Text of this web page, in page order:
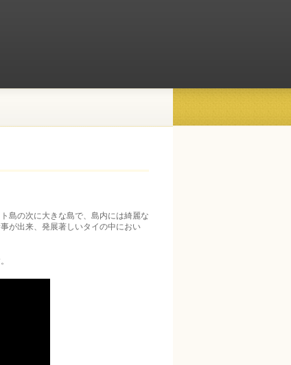
島の次に大きな島で、島内には綺麗な
が出来、発展著しいタイの中におい